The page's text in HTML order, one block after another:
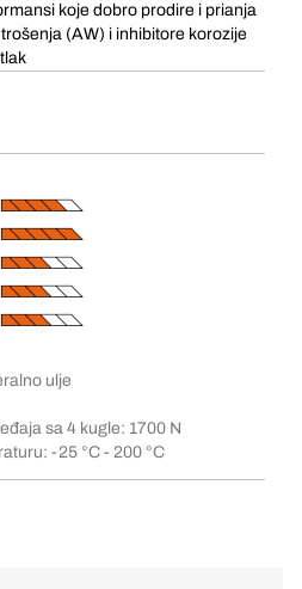
koje dobro prodire i prianja
(AW) i inhibitore korozije
ulje
sa 4 kugle: 1700 N
-25 °C - 200 °C